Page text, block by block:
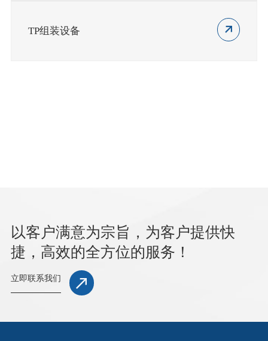
TP组装设备
以客户满意为宗旨，为客户提供快
捷，高效的全方位的服务！
立即联系我们